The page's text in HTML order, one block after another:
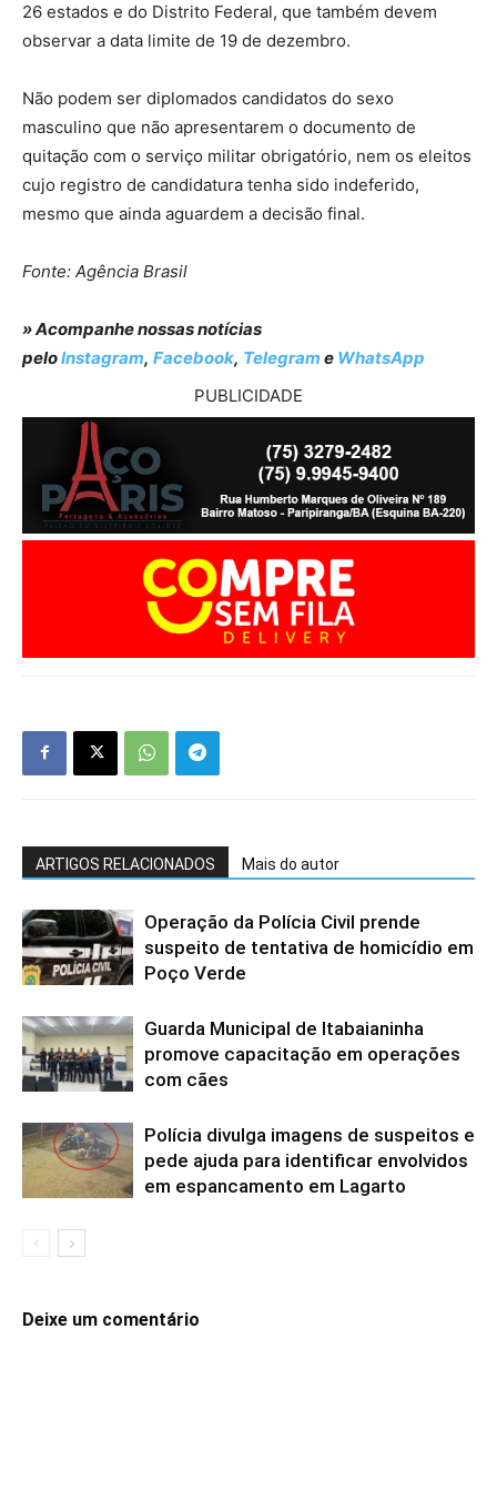
26 estados e do Distrito Federal, que também devem
observar a data limite de 19 de dezembro.
Não podem ser diplomados candidatos do sexo
masculino que não apresentarem o documento de
quitação com o serviço militar obrigatório, nem os eleitos
cujo registro de candidatura tenha sido indeferido,
mesmo que ainda aguardem a decisão final.
Fonte: Agência Brasil
» Acompanhe nossas notícias
peloInstagram, Facebook, Telegram e WhatsApp
PUBLICIDADE
ARTIGOS RELACIONADOS Mais do autor
Operação da Polícia Civil prende
suspeito de tentativa de homicídio em
Poço Verde
Guarda Municipal de Itabaianinha
promove capacitação em operações
com cães
Polícia divulga imagens de suspeitos e
pede ajuda para identificar envolvidos
em espancamento em Lagarto
Deixe um comentário